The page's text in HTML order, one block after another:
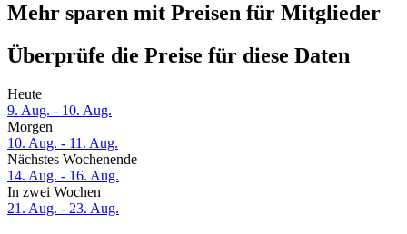
Mehr sparen mit Preisen für Mitglieder
Überprüfe die Preise für diese Daten
Heute
9. Aug. - 10. Aug.
Morgen
10. Aug. - 11. Aug.
Nächstes Wochenende
14. Aug. - 16. Aug.
In zwei Wochen
21. Aug. - 23. Aug.